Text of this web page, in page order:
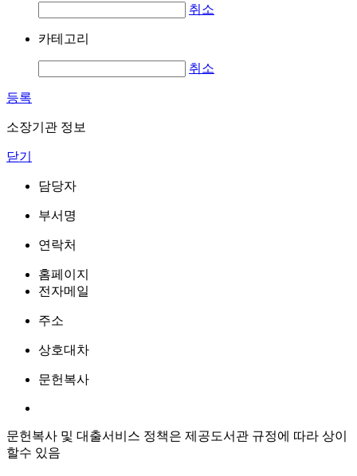
취소
카테고리
취소
등록
소장기관 정보
닫기
담당자
부서명
연락처
홈페이지
전자메일
주소
상호대차
문헌복사
문헌복사 및 대출서비스 정책은 제공도서관 규정에 따라 상이
할수 있음